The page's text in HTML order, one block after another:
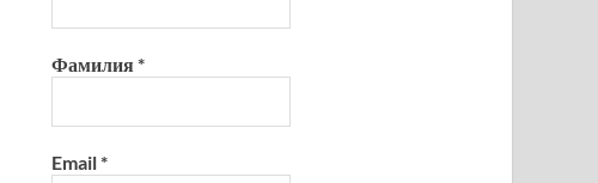
Фамилия*
Email*